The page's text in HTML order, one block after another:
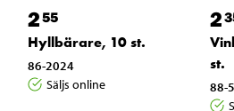
255
Hyllbärare, 10 st.
86-2024
Säljs online
2
st.
88-